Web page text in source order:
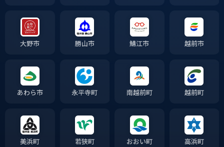
大野市 勝山市 鯖江市 越前市
あわら市 永平寺町 南越前町 越前町
美浜町 若狭町 おおい町 高浜町